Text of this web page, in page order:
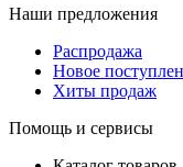
Наши предложения
Распродажа
Новое
Хиты продаж
Помощь и сервисы